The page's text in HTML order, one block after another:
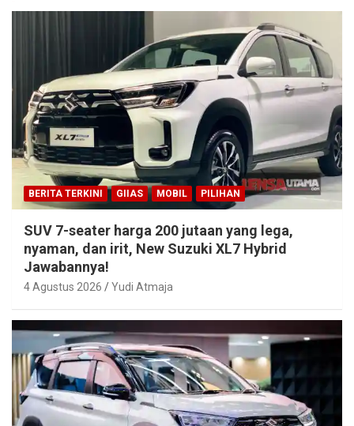
BERITA TERKINI GIIAS MOBIL PILIHAN
SUV 7-seater harga 200 jutaan yang lega,
nyaman, dan irit, New Suzuki XL7 Hybrid
Jawabannya!
4 Agustus 2026 Yudi Atmaja